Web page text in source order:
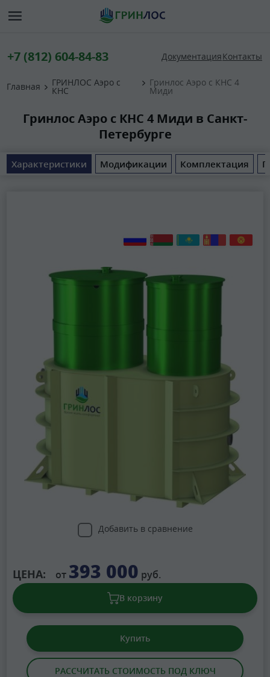
+7 (812) 604-84-83 ДокументацияКонтакты
Главная ГРИНЛОС Аэро с
КНС
Гринлос Аэро с КНС 4
Миди
Гринлос Аэро с КНС 4 Миди в Санкт-
Петербурге
Характеристики Модификации Комплектация
Добавить в сравнение
ЦЕНА: от 393 000 руб.
В корзину
Купить
РАССЧИТАТЬ СТОИМОСТЬ ПОД КЛЮЧ